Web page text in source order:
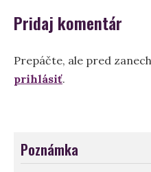
Pridaj komentár
Prepáčte, ale pred
prihlásiť.
Poznámka